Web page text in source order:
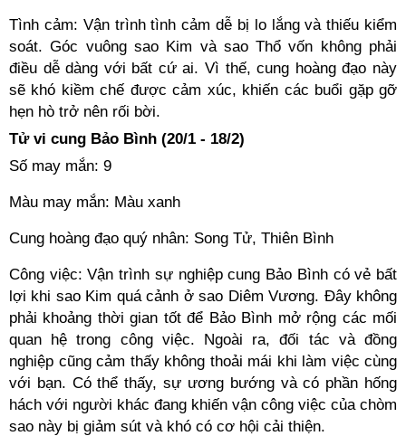
Tình cảm: Vận trình tình cảm dễ bị lo lắng và thiếu kiểm
soát. Góc vuông sao Kim và sao Thổ vốn không phải
điều dễ dàng với bất cứ ai. Vì thế, cung hoàng đạo này
sẽ khó kiềm chế được cảm xúc, khiến các buổi gặp gỡ
hẹn hò trở nên rối bời.
Tử vi cung Bảo Bình (20/1 - 18/2)
Số may mắn: 9
Màu may mắn: Màu xanh
Cung hoàng đạo quý nhân: Song Tử, Thiên Bình
Công việc: Vận trình sự nghiệp cung Bảo Bình có vẻ bất
lợi khi sao Kim quá cảnh ở sao Diêm Vương. Đây không
phải khoảng thời gian tốt để Bảo Bình mở rộng các mối
quan hệ trong công việc. Ngoài ra, đối tác và đồng
nghiệp cũng cảm thấy không thoải mái khi làm việc cùng
với bạn. Có thể thấy, sự ương bướng và có phần hống
hách với người khác đang khiến vận công việc của chòm
sao này bị giảm sút và khó có cơ hội cải thiện.